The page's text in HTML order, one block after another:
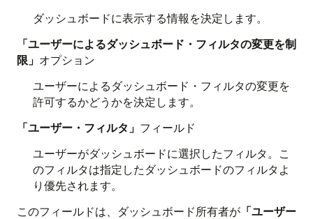
ダッシュボードに表示する情報を決定します。
「ユーザーによるダッシュボード・フィルタの変更を制
限」 オプション
ユーザーによるダッシュボード・フィルタの変更を
許可するかどうかを決定します。
「ユーザー・フィルタ」 フィールド
ユーザーがダッシュボードに選択したフィルタ。こ
のフィルタは指定したダッシュボードのフィルタよ
り優先されます。
このフィールドは、ダッシュボード所有者が 「ユーザー